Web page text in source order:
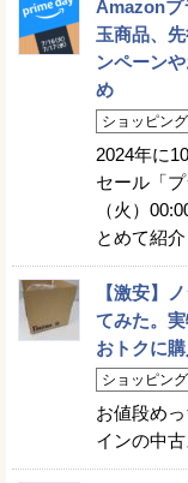
Amazonプ
玉商品、
ンペーン
め
ショッピング
2024年に
セール「
（火）
とめて紹介
【激安】
てみた。
おトクに
ショッピング
お値段め
インの中